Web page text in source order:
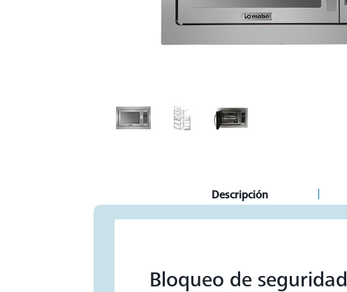
Current
Descripción
Bloqueo de seguridad